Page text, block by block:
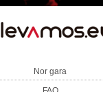
Nor gara